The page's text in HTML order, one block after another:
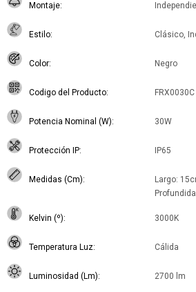
Montaje
Estilo Clásico,
Color Negro
Codigo del Producto FRX0030C
Potencia Nominal (W) 30W
Protección IP IP65
Medidas (Cm)
Largo:
Kelvin (º) 3000K
Temperatura Luz Cálida
Luminosidad (Lm) 2700 lm